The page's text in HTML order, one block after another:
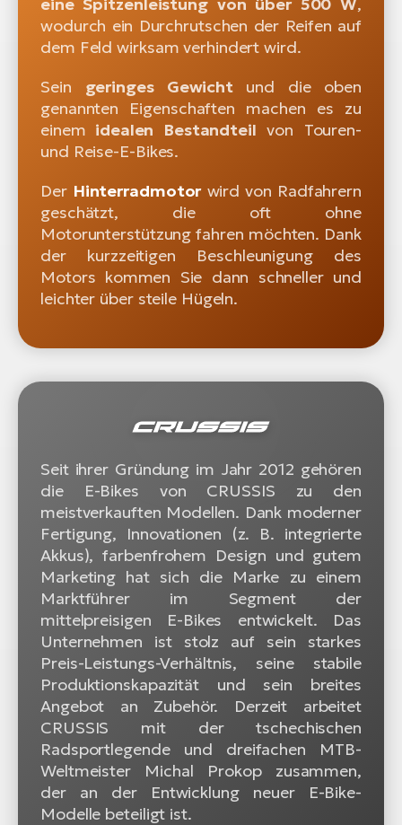
eine Spitzenleistung von über 500 W,
wodurch ein Durchrutschen der Reifen auf
dem Feld wirksam verhindert wird.
Sein geringes Gewicht und die oben
genannten Eigenschaften machen es zu
einem idealen Bestandteil von Touren-
und Reise-E-Bikes.
Der Hinterradmotorwird von Radfahrern
geschätzt, die oft ohne
Motorunterstützung fahren möchten. Dank
der kurzzeitigen Beschleunigung des
Motors kommen Sie dann schneller und
leichter über steile Hügeln.
Seit ihrer Gründung im Jahr 2012 gehören
die E-Bikes von CRUSSIS zu den
meistverkauften Modellen. Dank moderner
Fertigung, Innovationen (z. B. integrierte
Akkus), farbenfrohem Design und gutem
Marketing hat sich die Marke zu einem
Marktführer im Segment der
mittelpreisigen E-Bikes entwickelt. Das
Unternehmen ist stolz auf sein starkes
Preis-Leistungs-Verhältnis, seine stabile
Produktionskapazität und sein breites
Angebot an Zubehör. Derzeit arbeitet
CRUSSIS mit der tschechischen
Radsportlegende und dreifachen MTB-
Weltmeister Michal Prokop zusammen,
der an der Entwicklung neuer E-Bike-
Modelle beteiligt ist.